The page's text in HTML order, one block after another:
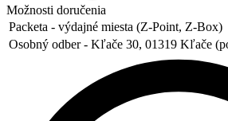
Možnosti doručenia
Packeta - výdajné miesta (Z-Point, Z-Box)
Osobný odber - Kľače 30, 01319 Kľače